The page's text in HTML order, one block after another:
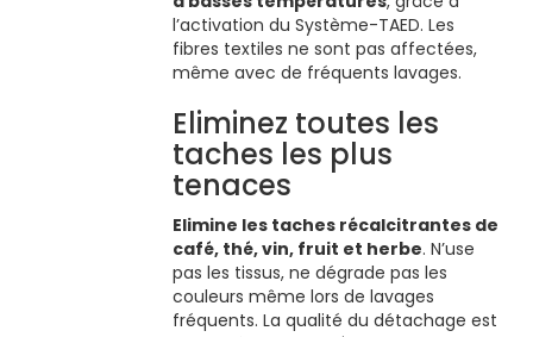
l’activation du Système-TAED. Les
fibres textiles ne sont pas affectées,
même avec de fréquents lavages.
Eliminez toutes les
taches les plus
tenaces
Elimine les taches récalcitrantes de
café, thé, vin, fruit et herbe. N’use
pas les tissus, ne dégrade pas les
couleurs même lors de lavages
fréquents. La qualité du détachage est